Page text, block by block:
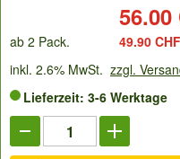
56.00
ab 2 Pack. 49.90 CHF
inkl. 2.6% MwSt. zzgl.
Lieferzeit: 3-6 Werktage